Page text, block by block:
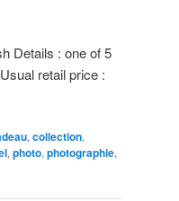
Details : one of 5
retail price :
, collection,
, photo, photographie,